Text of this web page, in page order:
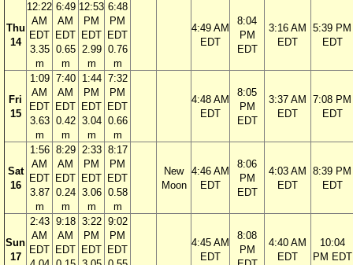
Thu
14
12:22
AM
EDT
3.35
m
6:49
AM
EDT
0.65
m
12:53
PM
EDT
2.99
m
6:48
PM
EDT
0.76
m
4:49 AM
EDT
8:04
PM
EDT
3:16 AM
EDT
5:39 PM
EDT
Fri
15
1:09
AM
EDT
3.63
m
7:40
AM
EDT
0.42
m
1:44
PM
EDT
3.04
m
7:32
PM
EDT
0.66
m
4:48 AM
EDT
8:05
PM
EDT
3:37 AM
EDT
7:08 PM
EDT
Sat
16
1:56
AM
EDT
3.87
m
8:29
AM
EDT
0.24
m
2:33
PM
EDT
3.06
m
8:17
PM
EDT
0.58
m
New
Moon
4:46 AM
EDT
8:06
PM
EDT
4:03 AM
EDT
8:39 PM
EDT
Sun
17
2:43
AM
EDT
9:18
AM
EDT
3:22
PM
EDT
9:02
PM
EDT
4:45 AM
EDT
8:08
PM
4:40 AM
EDT
10:04
PM EDT